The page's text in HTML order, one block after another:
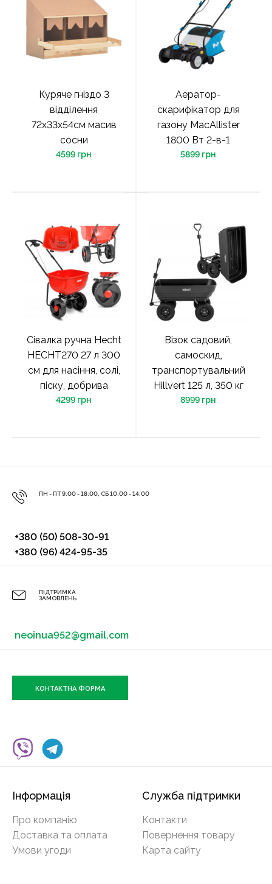
Куряче гніздо 3
відділення
72x33x54см масив
сосни
4599 грн
Аератор-
скарифікатор для
газону MacAllister
1800 Вт 2-в-1
5899 грн
Сівалка ручна Hecht
HECHT270 27 л 300
см для насіння, солі,
піску, добрива
4299 грн
Візок садовий,
самоскид,
транспортувальний
Hillvert 125 л, 350 кг
8999 грн
ПН - ПТ 9:00 - 18:00, СБ 10:00 - 14:00
+380 (50) 508-30-91
+380 (96) 424-95-35
ПІДТРИМКА
ЗАМОВЛЕНЬ
neoinua952@gmail.com
КОНТАКТНА ФОРМА
Інформація
Про компанію
Доставка та оплата
Умови угоди
Служба підтримки
Контакти
Повернення товару
Карта сайту